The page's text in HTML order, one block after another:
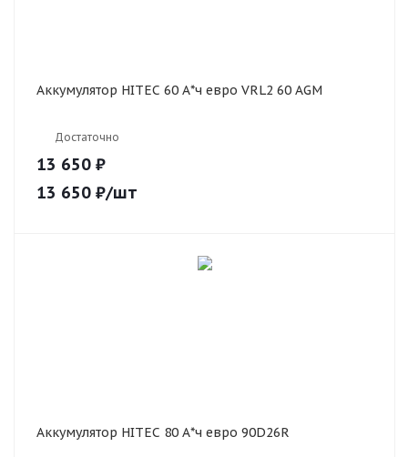
Аккумулятор HITEC 60 А*ч евро VRL2 60 AGM
Достаточно
13 650 ₽
13 650 ₽/шт
Аккумулятор HITEC 80 А*ч евро 90D26R